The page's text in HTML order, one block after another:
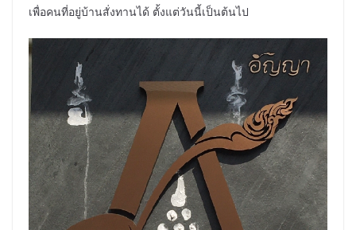
เพื่อคนที่อยู่บ้านสั่งทานได้ ตั้งแต่วันนี้เป็นต้นไป